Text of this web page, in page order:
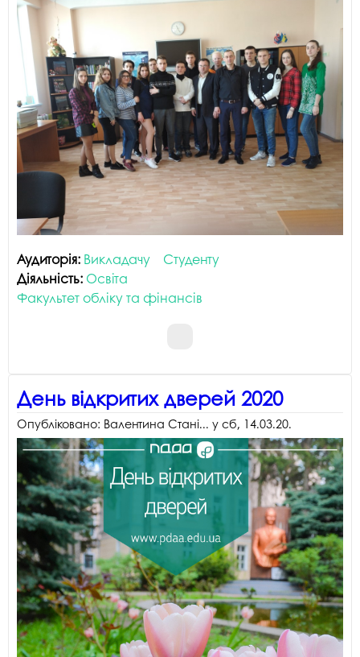
Аудиторія: Викладачу
Студенту
Діяльність: Освіта
Факультет обліку та фінансів
День відкритих дверей 2020
Опубліковано: Валентина Стані... у сб, 14.03.20.